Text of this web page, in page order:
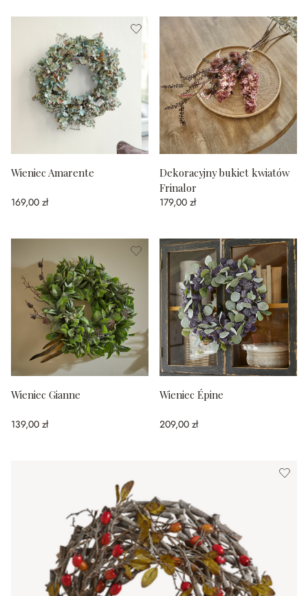
Wieniec Amarente
169,00 zł
Dekoracyjny bukiet kwiatów
Frinalor
179,00 zł
Wieniec Gianne
139,00 zł
Wieniec Épine
209,00 zł